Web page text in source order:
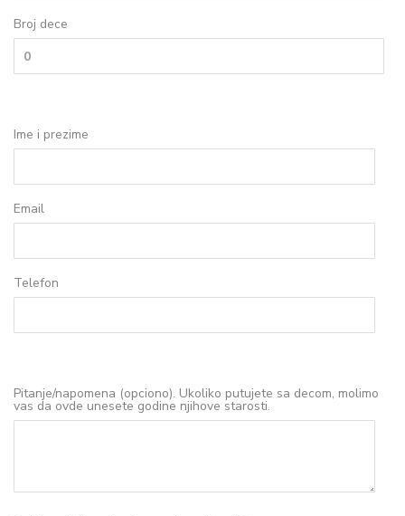
Broj dece
Ime i prezime
Email
Telefon
Pitanje/napomena (opciono). Ukoliko putujete sa decom, molimo
vas da ovde unesete godine njihove starosti.